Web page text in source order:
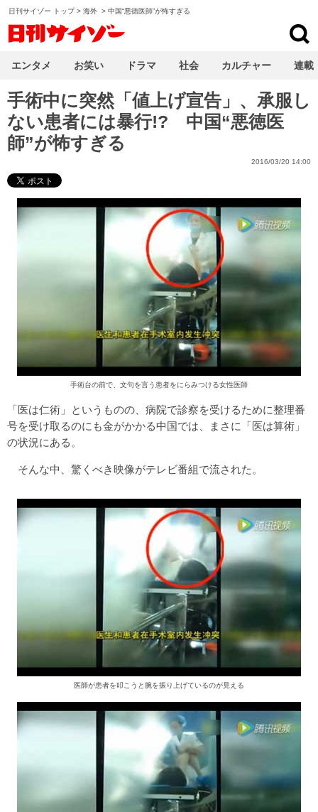
日刊サイゾー トップ> 海外 > 中国“悪徳医師”が怖すぎる
手術中に突然「値上げ宣告」、承服し
ない患者には暴行!? 中国“悪徳医
師”が怖すぎる
2016/03/20 14:00
手術台の前で、文句を言う患者をにらみつける女性医師
「医は仁術」というものの、病院で診察を受けるために整理番
号を受け取るのにも金がかかる中国では、まさに「医は算術」
の状況にある。
そんな中、驚くべき映像がテレビ番組で流された。
医師が患者を叩こうと腕を振り上げているのが見える
エンタメ お笑い ドラマ 社会 カルチャー 連載